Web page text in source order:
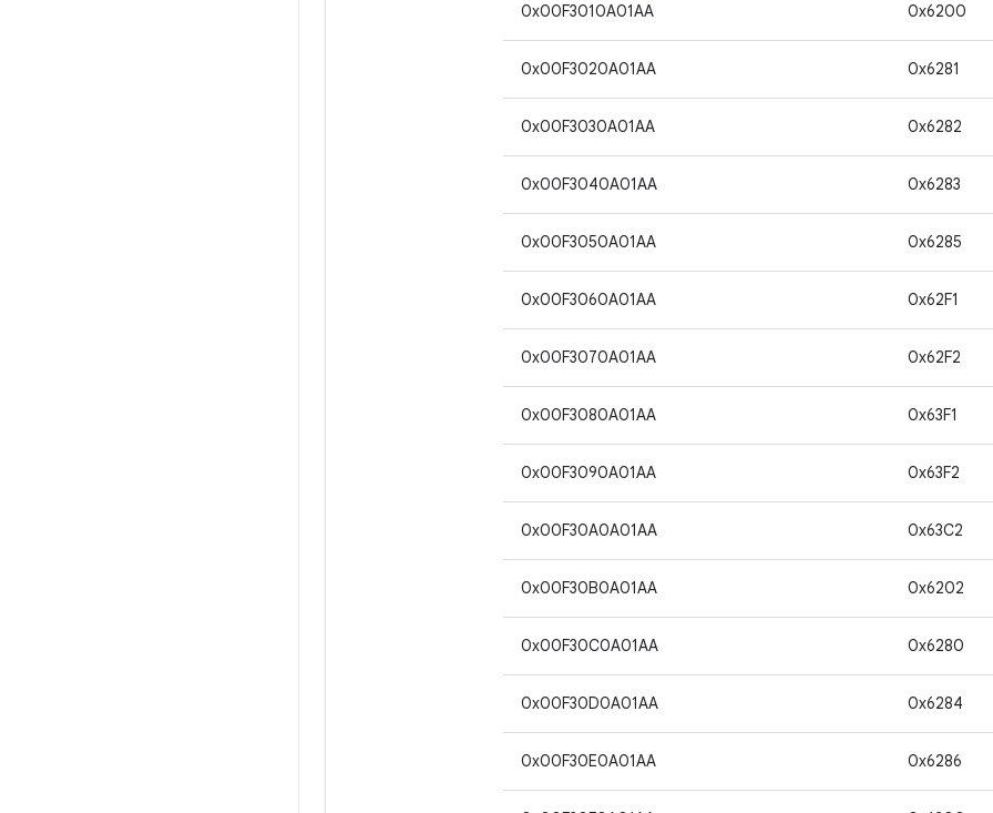
0x00F3010A01AA 0x6200
0x00F3020A01AA 0x6281
0x00F3030A01AA 0x6282
0x00F3040A01AA 0x6283
0x00F3050A01AA 0x6285
0x00F3060A01AA 0x62F1
0x00F3070A01AA 0x62F2
0x00F3080A01AA 0x63F1
0x00F3090A01AA 0x63F2
0x00F30A0A01AA 0x63C2
0x00F30B0A01AA 0x6202
0x00F30C0A01AA 0x6280
0x00F30D0A01AA 0x6284
0x00F30E0A01AA 0x6286